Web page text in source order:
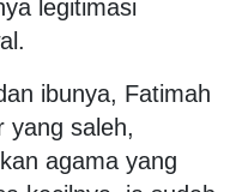
legitimasi
ibunya, Fatimah
yang saleh,
agama yang